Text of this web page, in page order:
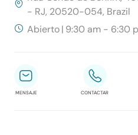
- RJ, 20520-054, Brazil
Abierto| 9:30 am - 6:30
MENSAJE CONTACTAR